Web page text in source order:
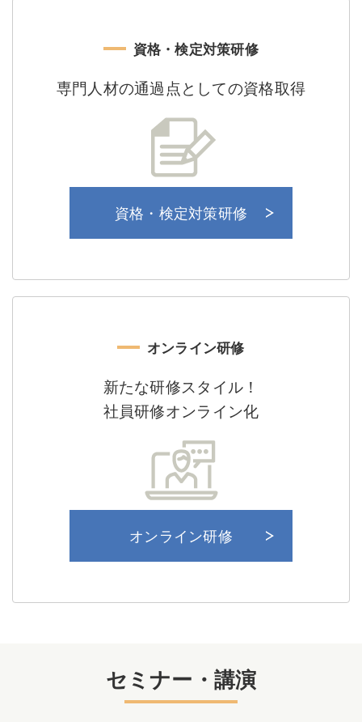
資格・検定対策研修
専門人材の通過点としての資格取得
資格・検定対策研修
オンライン研修
新たな研修スタイル！
社員研修オンライン化
オンライン研修
セミナー・講演